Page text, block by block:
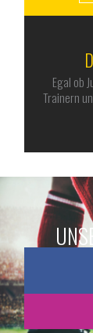
Egal ob
Trainern